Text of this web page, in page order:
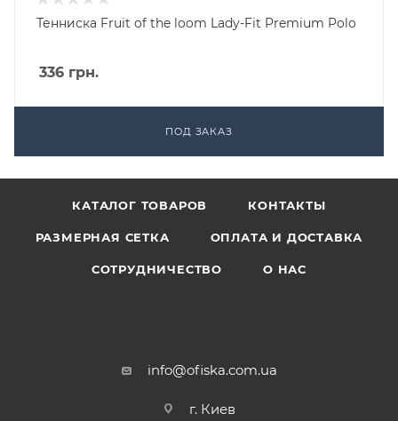
Тенниска Fruit of the loom Lady-Fit Premium Polo
336 грн.
ПОД ЗАКАЗ
КАТАЛОГ ТОВАРОВ КОНТАКТЫ
РАЗМЕРНАЯ СЕТКА ОПЛАТА И ДОСТАВКА
СОТРУДНИЧЕСТВО О НАС
info@ofiska.com.ua
г. Киев